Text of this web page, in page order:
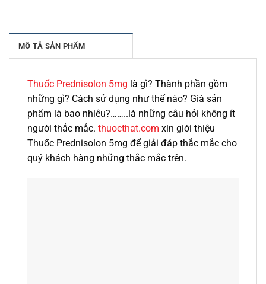
MÔ TẢ SẢN PHẨM
Thuốc Prednisolon 5mg là gì? Thành phần gồm
những gì? Cách sử dụng như thế nào? Giá sản
phẩm là bao nhiêu?……..là những câu hỏi không ít
người thắc mắc. thuocthat.com xin giới thiệu
Thuốc Prednisolon 5mg để giải đáp thắc mắc cho
quý khách hàng những thắc mắc trên.